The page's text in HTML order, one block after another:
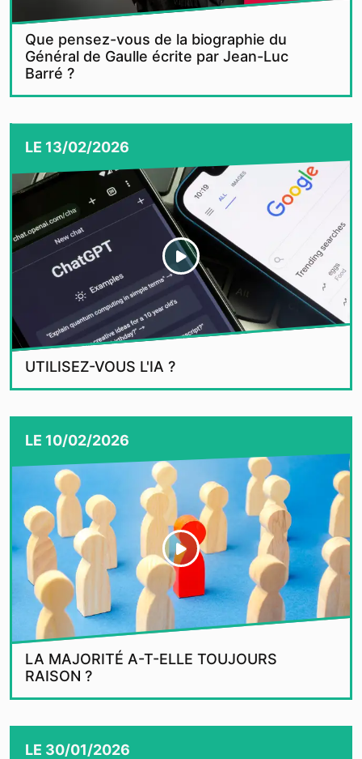
Que pensez-vous de la biographie du
Général de Gaulle écrite par Jean-Luc
Barré ?
LE 13/02/2026
UTILISEZ-VOUS L'IA ?
LE 10/02/2026
LA MAJORITÉ A-T-ELLE TOUJOURS
RAISON ?
LE 30/01/2026